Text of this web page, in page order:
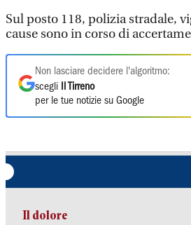
Sul posto 118, polizia stradale,
cause sono in corso di
Non lasciare decidere l'algoritmo:
scegli
Il Tirreno
per le tue notizie su Google
Il dolore